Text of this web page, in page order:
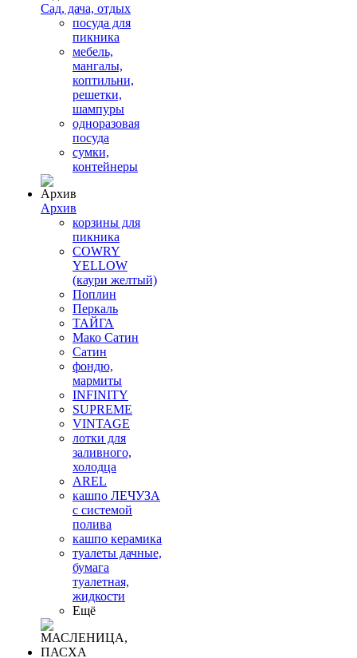
Сад, дача, отдых
посуда для
пикника
мебель,
мангалы,
коптильни,
решетки,
шампуры
одноразовая
посуда
сумки,
контейнеры
Архив
корзины для
пикника
COWRY
YELLOW
(каури желтый)
Поплин
Перкаль
ТАЙГА
Мако Сатин
Сатин
фондю,
мармиты
INFINITY
SUPREME
VINTAGE
лотки для
заливного,
холодца
AREL
кашпо ЛЕЧУЗА
с системой
полива
кашпо керамика
туалеты дачные,
бумага
туалетная,
жидкости
Ещё